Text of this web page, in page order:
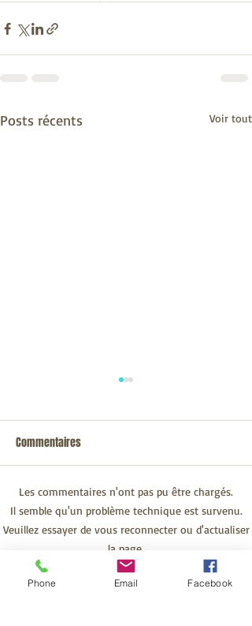
Posts récents Voir tout
« Vous êtes la Lumière du
monde » dit Jésus et « on
n'allume pas une lampe pour
la mettre sous le boisseau,
mais on la met sur le...
Commentaires
Les commentaires n'ont pas pu être chargés.
Il semble qu'un problème technique est survenu.
Veuillez essayer de vous reconnecter ou d'actualiser
la page.
Actualiser
Phone Email Facebook